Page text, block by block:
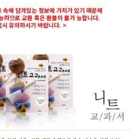
속에 담겨있는 정보에 가치가 있기 때문에
하므로 교환 혹은 환불이 불가 능합니다.
시 유의하시기 바랍니다. >